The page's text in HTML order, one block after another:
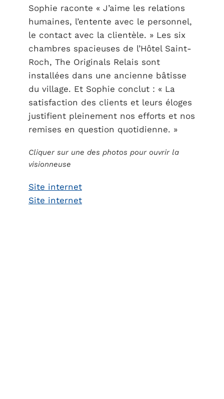
Sophie raconte « J’aime les relations
humaines, l’entente avec le personnel,
le contact avec la clientèle. » Les six
chambres spacieuses de l’Hôtel Saint-
Roch, The Originals Relais sont
installées dans une ancienne bâtisse
du village. Et Sophie conclut : « La
satisfaction des clients et leurs éloges
justifient pleinement nos efforts et nos
remises en question quotidienne. »
Cliquer sur une des photos pour ouvrir la
visionneuse
Site internet
Site internet